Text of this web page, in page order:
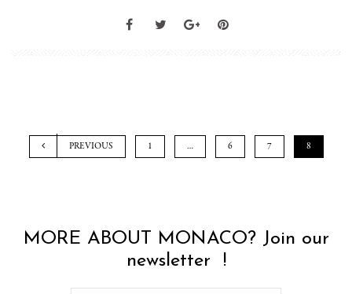
PREVIOUS 1 … 6 7 8
MORE ABOUT MONACO? Join our
newsletter !